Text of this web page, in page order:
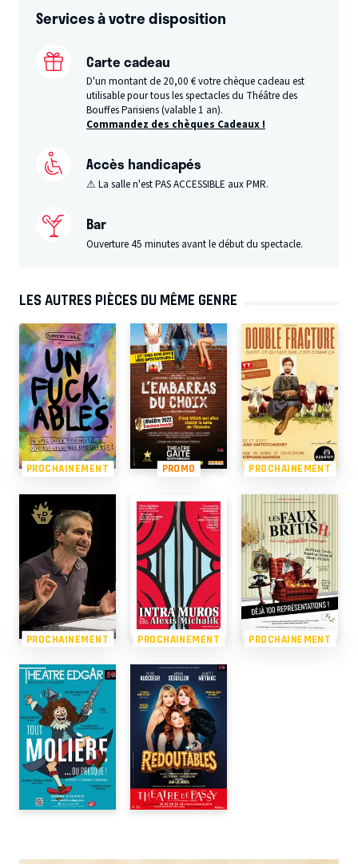
Services à votre disposition
Carte cadeau
D'un montant de 20,00 € votre chèque cadeau est
utilisable pour tous les spectacles du Théâtre des
Bouffes Parisiens (valable 1 an).
Commandez des chèques Cadeaux !
Accès handicapés
⚠ La salle n'est PAS ACCESSIBLE aux PMR.
Bar
Ouverture 45 minutes avant le début du spectacle.
LES AUTRES PIÈCES DU MÊME GENRE
PROCHAINEMENT PROMO PROCHAINEMENT
PROCHAINEMENT PROCHAINEMENT PROCHAINEMENT